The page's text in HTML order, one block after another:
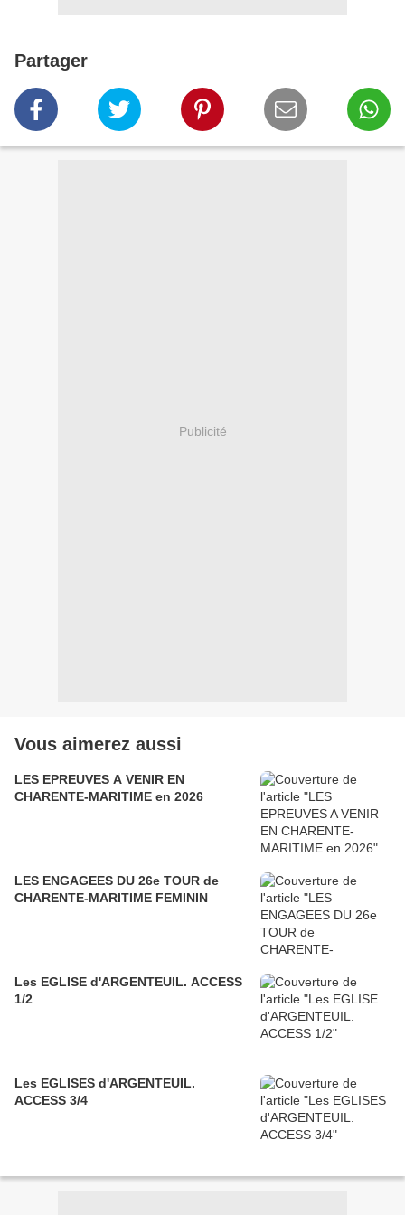
Partager
Publicité
Vous aimerez aussi
LES EPREUVES A VENIR EN
CHARENTE-MARITIME en 2026
LES ENGAGEES DU 26e TOUR de
CHARENTE-MARITIME FEMININ
Les EGLISE d'ARGENTEUIL. ACCESS
1/2
Les EGLISES d'ARGENTEUIL.
ACCESS 3/4